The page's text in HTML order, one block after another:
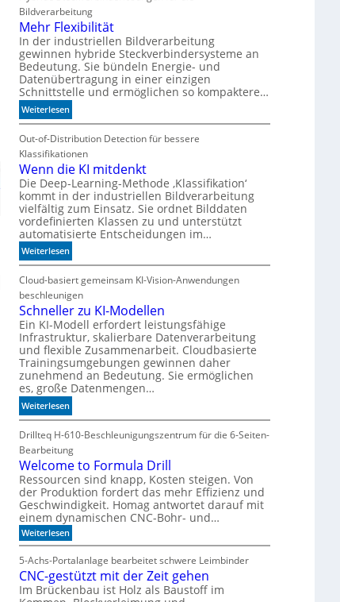
s
e
r
e
M
a
s
c
h
i
n
e
n
b
e
d
e
u
t
e
n
t
e
R
-
S
e
n
o
r
e
n
u
t
s
c
h
l
a
n
d
i
m
B
t
k
o
m
-
D
E
S
I
-
I
n
d
e
x
a
u
f
P
l
a
t
z
1
7
Bildverarbeitung
Mehr Flexibilität
In der industriellen Bildverarbeitung
gewinnen hybride Steckverbindersysteme an
Bedeutung. Sie bündeln Energie- und
Datenübertragung in einer einzigen
Schnittstelle und ermöglichen so kompaktere…
Weiterlesen:
M
e
h
r
F
e
x
i
b
i
l
i
t
ä
t
Out-of-Distribution Detection für bessere
Klassifikationen
Wenn die KI mitdenkt
Die Deep-Learning-Methode ‚Klassifikation‘
kommt in der industriellen Bildverarbeitung
vielfältig zum Einsatz. Sie ordnet Bilddaten
vordefinierten Klassen zu und unterstützt
automatisierte Entscheidungen im…
Weiterlesen:
W
e
n
n
d
i
e
K
I
m
i
t
d
e
n
k
t
Cloud-basiert gemeinsam KI-Vision-Anwendungen
beschleunigen
Schneller zu KI-Modellen
Ein KI-Modell erfordert leistungsfähige
Infrastruktur, skalierbare Datenverarbeitung
und flexible Zusammenarbeit. Cloudbasierte
Trainingsumgebungen gewinnen daher
zunehmend an Bedeutung. Sie ermöglichen
es, große Datenmengen…
Weiterlesen:
S
c
h
n
e
l
l
e
r
z
u
K
I
Drillteq H-610-Beschleunigungszentrum für die 6-Seiten-
Bearbeitung
Welcome to Formula Drill
Ressourcen sind knapp, Kosten steigen. Von
der Produktion fordert das mehr Effizienz und
Geschwindigkeit. Homag antwortet darauf mit
einem dynamischen CNC-Bohr- und…
Weiterlesen:
W
l
c
o
m
5-Achs-Portalanlage bearbeitet schwere Leimbinder
CNC-gestützt mit der Zeit gehen
Im Brückenbau ist Holz als Baustoff im